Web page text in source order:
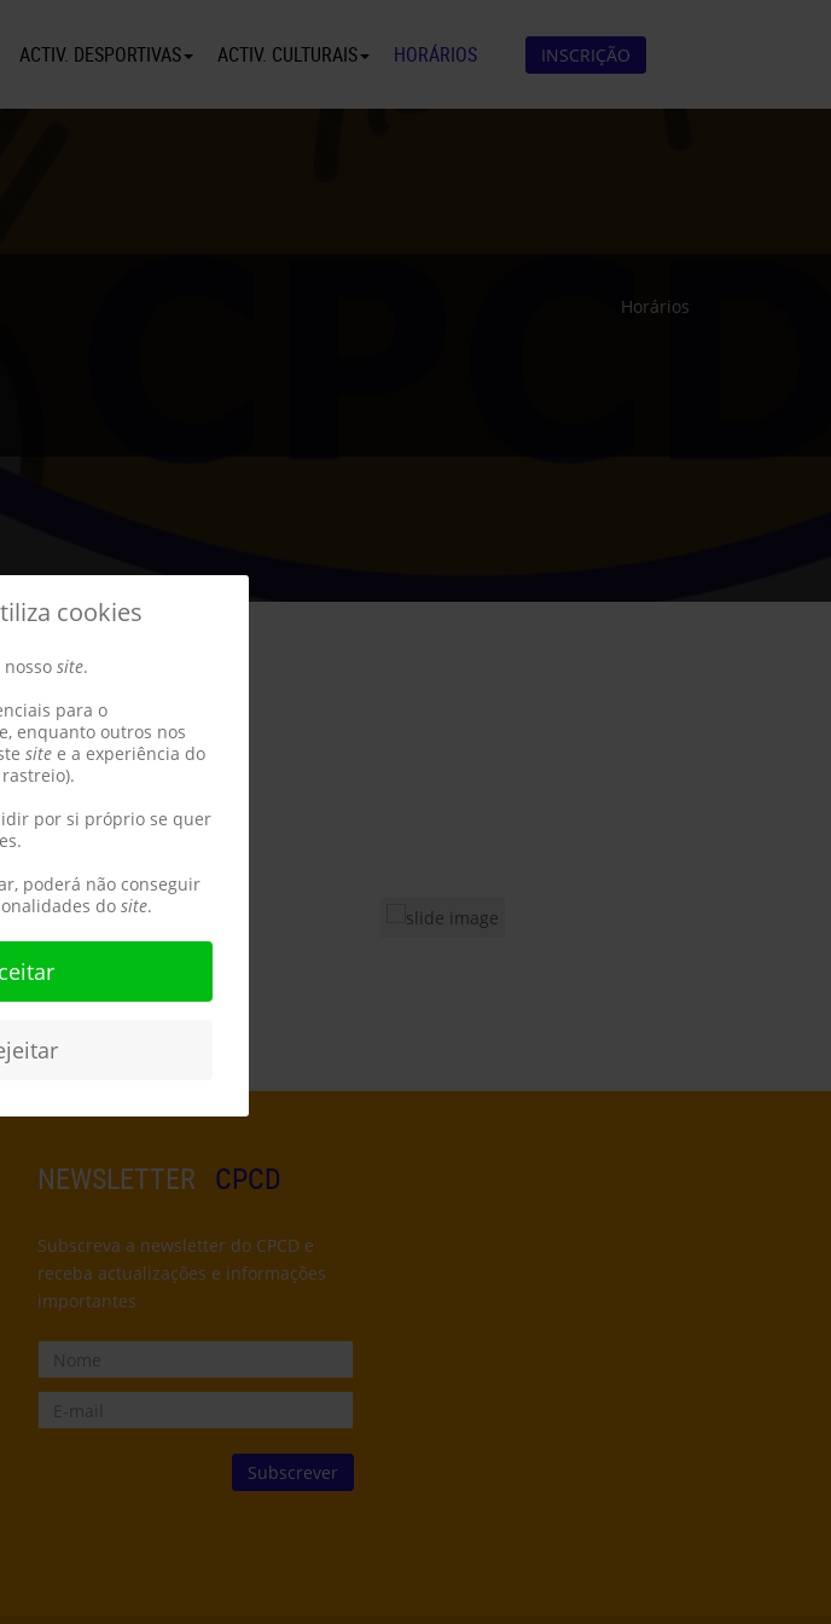
ACTIV. DESPORTIVAS ACTIV. CULTURAIS HORÁRIOS INSCRIÇÃO
Horários
NEWSLETTER CPCD
Subscreva a newsletter do CPCD e
receba actualizações e informações
importantes
cookies
site.
para o
enquanto outros nos
site e a experiência do
por si próprio se quer
poderá não conseguir
do site.